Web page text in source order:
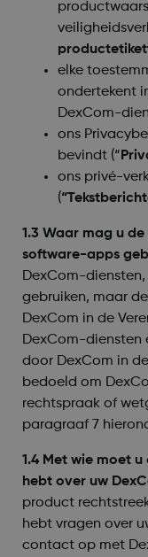
elke
ondertekent
DexCom-
ons
bevindt (“
ons privé-
(
1.3 Waar mag u
software-apps
DexCom-
gebruiken, maar
DexCom in de
DexCom-diensten
door DexCom in
bedoeld om
rechtspraak of
paragraaf 7
1.4 Met wie moet
hebt over uw
product
hebt vragen over
contact op met